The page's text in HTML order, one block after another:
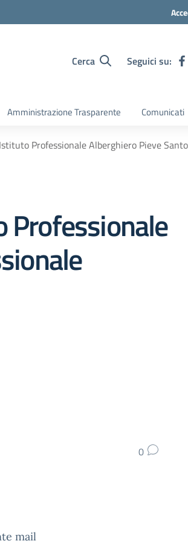
Cerca Seguici su:
Amministrazione Trasparente Comunicati
Professionale Alberghiero Pieve Santo
Professionale
0
mail